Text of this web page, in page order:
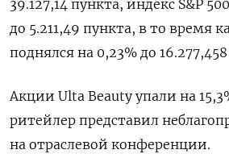
39.127,14 пункта, индекс S&P
до 5.211,49 пункта​, в то время
поднялся на 0,23% до
Акции Ulta Beauty упали на
ритейлер представил
на отраслевой конференции.